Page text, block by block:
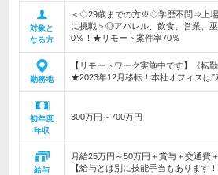
対象と
なる方
＜◇29歳までの方※◇学歴不問⇒上場
に挑戦＞◎アパレル、飲食、営業、
0％！★リモート案件率70％
勤務地
【リモートワーク実施中です】《転
★2023年12月移転！本社オフィスは"
初年度
年収
300万円～700万円
給与
月給25万円～50万円＋賞与＋交通費
【給与とは別に技能手当もあります